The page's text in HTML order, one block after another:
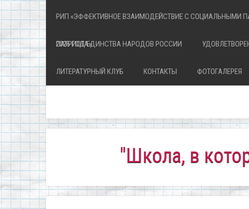
РИП «ЭФФЕКТИВНОЕ ВЗАИМОДЕЙСТВИЕ С СОЦИАЛЬНЫМИ
ПАТРИОТА»
2026 ГОД ЕДИНСТВА НАРОДОВ РОССИИ
ЛИТЕРАТУРНЫЙ КЛУБ КОНТАКТЫ ФОТОГАЛЕРЕЯ
"Школа, в которой